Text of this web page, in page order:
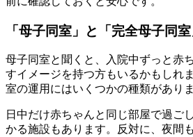
「母子同室」と「完全母子同
母子同室と聞くと、入院中ずっと赤
すイメージを持つ方もいるかもしれ
室の運用にはいくつかの種類がありま
日中だけ赤ちゃんと同じ部屋で過ご
かる施設もあります。反対に、夜間